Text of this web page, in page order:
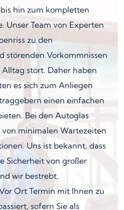
hin zum kompletten
Unser Team von Experten
zu den
störenden Vorkommnissen
stört. Daher haben
es sich zum Anliegen
einen einfachen
Bei den Autoglas
minimalen Wartezeiten
Uns ist bekannt, dass
Sicherheit von großer
wir bestrebt,
Ort Termin mit Ihnen zu
sofern Sie als